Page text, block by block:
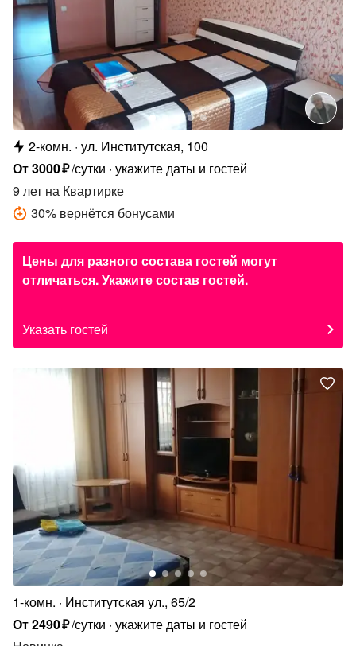
2-комн. ул. Институтская, 100
От3000₽/сутки укажите даты и гостей
9 лет на Квартирке
30% вернётся бонусами
Цены для разного состава гостей могут
отличаться. Укажите состав гостей.
Указать гостей
1-комн.
Институтская ул., 65/2
От2490₽/сутки укажите даты и гостей